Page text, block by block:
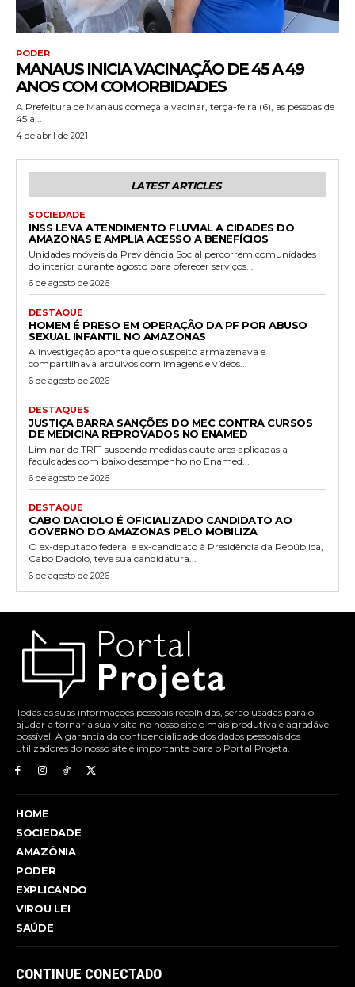
PODER
MANAUS INICIA VACINAÇÃO DE 45 A 49
ANOS COM COMORBIDADES
A Prefeitura de Manaus começa a vacinar, terça-feira (6), as pessoas de
45 a...
4 de abril de 2021
LATEST ARTICLES
SOCIEDADE
INSS LEVA ATENDIMENTO FLUVIAL A CIDADES DO
AMAZONAS E AMPLIA ACESSO A BENEFÍCIOS
Unidades móveis da Previdência Social percorrem comunidades
do interior durante agosto para oferecer serviços...
6 de agosto de 2026
DESTAQUE
HOMEM É PRESO EM OPERAÇÃO DA PF POR ABUSO
SEXUAL INFANTIL NO AMAZONAS
A investigação aponta que o suspeito armazenava e
compartilhava arquivos com imagens e vídeos...
6 de agosto de 2026
DESTAQUES
JUSTIÇA BARRA SANÇÕES DO MEC CONTRA CURSOS
DE MEDICINA REPROVADOS NO ENAMED
Liminar do TRF1 suspende medidas cautelares aplicadas a
faculdades com baixo desempenho no Enamed...
6 de agosto de 2026
DESTAQUE
CABO DACIOLO É OFICIALIZADO CANDIDATO AO
GOVERNO DO AMAZONAS PELO MOBILIZA
O ex-deputado federal e ex-candidato à Presidência da República,
Cabo Daciolo, teve sua candidatura...
6 de agosto de 2026
Todas as suas informações pessoais recolhidas, serão usadas para o
ajudar a tornar a sua visita no nosso site o mais produtiva e agradável
possível. A garantia da confidencialidade dos dados pessoais dos
utilizadores do nosso site é importante para o Portal Projeta.
HOME
SOCIEDADE
AMAZÔNIA
PODER
EXPLICANDO
VIROU LEI
SAÚDE
CONTINUE CONECTADO